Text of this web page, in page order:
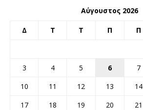
Αύγουστος 2026
Δ Τ Τ Π Π
3
4 5 6 7
10
11 12 13 14
17
18 19 20 21